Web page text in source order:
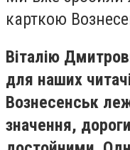
карткою
Віталію
для наших
Вознесенськ
значення,